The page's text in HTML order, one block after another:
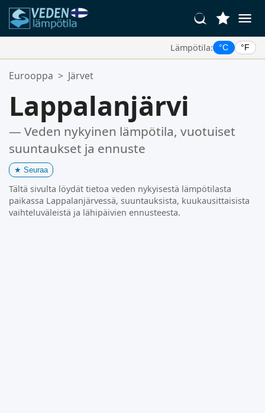
Lämpötila: °C °F
Suosikkipaikkasi:
Eurooppa > Järvet
Lappalanjärvi
— Veden nykyinen lämpötila, vuotuiset
suuntaukset ja ennuste
★ Seuraa
Tältä sivulta löydät tietoa veden nykyisestä lämpötilasta
paikassa Lappalanjärvessä, suuntauksista, kuukausittaisista
vaihteluväleistä ja lähipäivien ennusteesta.